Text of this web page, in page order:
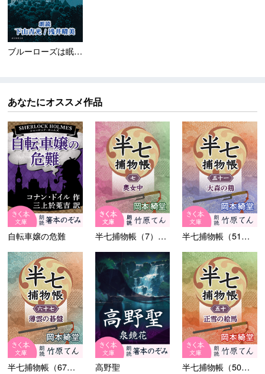
ブルーローズは眠らない...
あなたにオススメ作品
自転車嬢の危難 半七捕物帳（7）奥女中 半七捕物帳（51）大森の鶏
半七捕物帳（67）薄雲の碁盤 高野聖 半七捕物帳（50）正雪の絵馬